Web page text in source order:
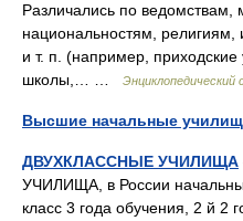
Различались по ведомствам,
национальностям,
и т. п. (например,
школы,… …
Энциклопедический
Высшие начальные
ДВУХКЛАССНЫЕ УЧИЛИЩА
УЧИЛИЩА, в России
класс 3 года обучения, 2 й 2